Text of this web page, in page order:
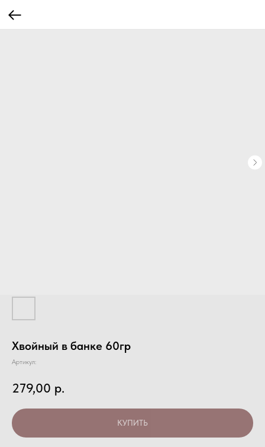
Хвойный в банке 60гр
Артикул:
279,00 р.
КУПИТЬ